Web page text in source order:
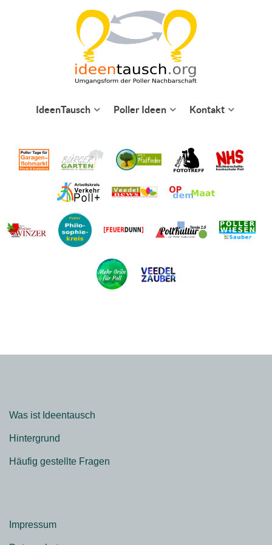
IdeenTausch Poller Ideen Kontakt
Was ist Ideentausch
Hintergrund
Häufig gestellte Fragen
Impressum